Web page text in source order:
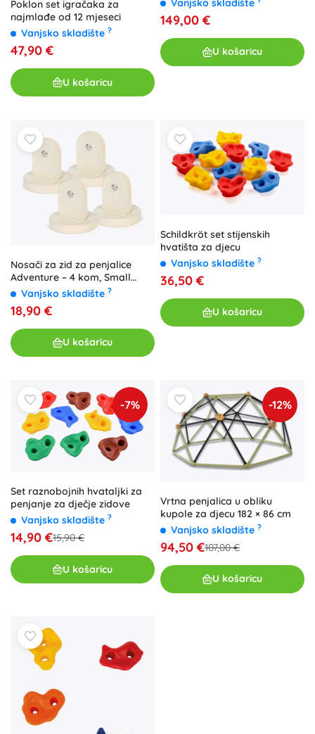
Poklon set igračaka za
najmlađe od 12 mjeseci
Vanjsko skladište ?
47,90 €
U košaricu
149,00 €
U košaricu
Nosači za zid za penjalice
Adventure – 4 kom, Small
FootVanjsko skladište ?
18,90 €
U košaricu
Schildkröt set stijenskih
hvatišta za djecu
Vanjsko skladište ?
36,50 €
U košaricu
-7%
Set raznobojnih hvataljki za
penjanje za dječje zidove
Vanjsko skladište ?
14,90 €15,90 €
U košaricu
-12%
Vrtna penjalica u obliku
kupole za djecu 182 × 86 cm
Vanjsko skladište ?
94,50 €107,00 €
U košaricu